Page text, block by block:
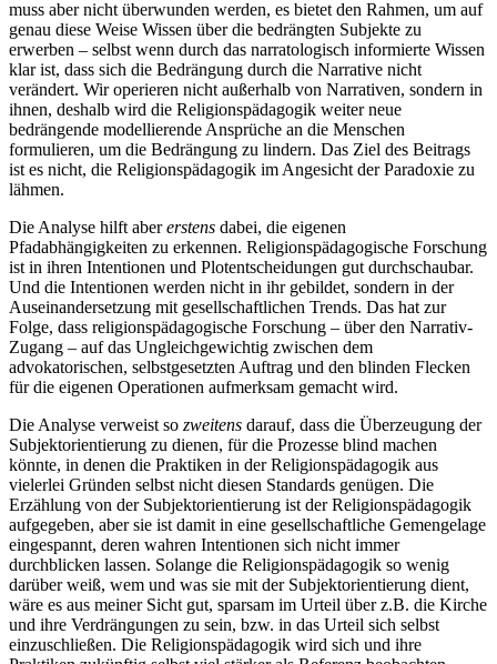
muss aber nicht überwunden werden, es bietet den Rahmen, um auf
genau diese Weise Wissen über die bedrängten Subjekte zu
erwerben – selbst wenn durch das narratologisch informierte Wissen
klar ist, dass sich die Bedrängung durch die Narrative nicht
verändert. Wir operieren nicht außerhalb von Narrativen, sondern in
ihnen, deshalb wird die Religionspädagogik weiter neue
bedrängende modellierende Ansprüche an die Menschen
formulieren, um die Bedrängung zu lindern. Das Ziel des Beitrags
ist es nicht, die Religionspädagogik im Angesicht der Paradoxie zu
lähmen.
Die Analyse hilft abererstens dabei, die eigenen
Pfadabhängigkeiten zu erkennen. Religionspädagogische Forschung
ist in ihren Intentionen und Plotentscheidungen gut durchschaubar.
Und die Intentionen werden nicht in ihr gebildet, sondern in der
Auseinandersetzung mit gesellschaftlichen Trends. Das hat zur
Folge, dass religionspädagogische Forschung – über den Narrativ-
Zugang – auf das Ungleichgewichtig zwischen dem
advokatorischen, selbstgesetzten Auftrag und den blinden Flecken
für die eigenen Operationen aufmerksam gemacht wird.
Die Analyse verweist so zweitens darauf, dass die Überzeugung der
Subjektorientierung zu dienen, für die Prozesse blind machen
könnte, in denen die Praktiken in der Religionspädagogik aus
vielerlei Gründen selbst nicht diesen Standards genügen. Die
Erzählung von der Subjektorientierung ist der Religionspädagogik
aufgegeben, aber sie ist damit in eine gesellschaftliche Gemengelage
eingespannt, deren wahren Intentionen sich nicht immer
durchblicken lassen. Solange die Religionspädagogik so wenig
darüber weiß, wem und was sie mit der Subjektorientierung dient,
wäre es aus meiner Sicht gut, sparsam im Urteil über z.B. die Kirche
und ihre Verdrängungen zu sein, bzw. in das Urteil sich selbst
einzuschließen. Die Religionspädagogik wird sich und ihre